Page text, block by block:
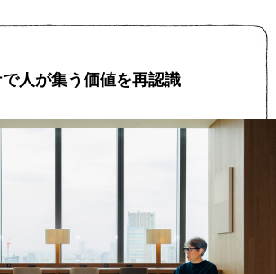
人が集う価値を再認識